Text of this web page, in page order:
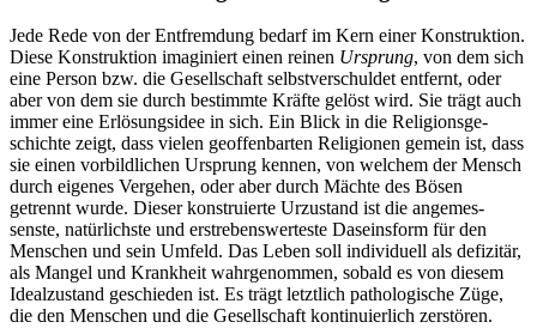
Jede Rede von der Ent­frem­dung bedarf im Kern einer Kon­struk­tion.
Diese Kon­struk­tion ima­gi­niert einen reinen Ursprung, von dem sich
eine Person bzw. die Gesell­schaft selbst­ver­schul­det ent­fernt, oder
aber von dem sie durch bestimmte Kräfte gelöst wird. Sie trägt auch
immer eine Erlö­sungs­idee in sich. Ein Blick in die Reli­gi­ons­ge­
schichte zeigt, dass vielen geof­fen­bar­ten Reli­gio­nen gemein ist, dass
sie einen vor­bild­li­chen Ursprung kennen, von welchem der Mensch
durch eigenes Ver­ge­hen, oder aber durch Mächte des Bösen
getrennt wurde. Dieser kon­stru­ierte Urzu­stand ist die ange­mes­
senste, natür­lichste und erstre­bens­wer­teste Daseins­form für den
Men­schen und sein Umfeld. Das Leben soll indi­vi­du­ell als defi­zi­tär,
als Mangel und Krank­heit wahr­ge­nom­men, sobald es von diesem
Ide­al­zu­stand geschie­den ist. Es trägt letzt­lich patho­lo­gi­sche Züge,
die den Men­schen und die Gesell­schaft kon­ti­nu­ier­lich zerstören.